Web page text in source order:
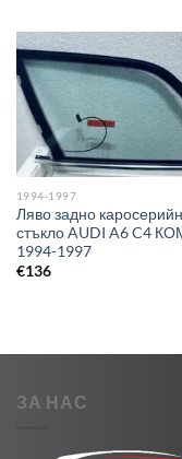
1994-1997
Ляво задно
стъкло AUDI A6 C4
1994-1997
€136
ЗА НАС